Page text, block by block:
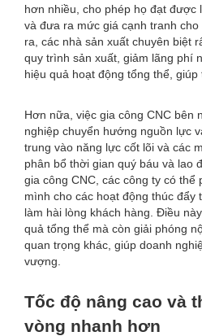
hơn nhiều, cho phép họ đạt được
và đưa ra mức giá cạnh tranh
ra, các nhà sản xuất chuyên biệt
quy trình sản xuất, giảm lãng phí
hiệu quả hoạt động tổng thể,
Hơn nữa, việc gia công CNC bên
nghiệp chuyển hướng nguồn lực
trung vào năng lực cốt lõi và các
phân bổ thời gian quý báu và lao
gia công CNC, các công ty có thể
mình cho các hoạt động thúc đẩy
làm hài lòng khách hàng. Điều
quả tổng thể mà còn giải phóng
quan trọng khác, giúp doanh
vượng.
Tốc độ nâng cao và
vòng nhanh hơn